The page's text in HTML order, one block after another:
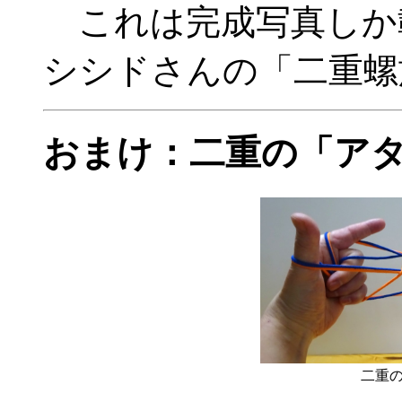
これは完成写真し
シシドさんの「二重
おまけ：二重の「ア
二重